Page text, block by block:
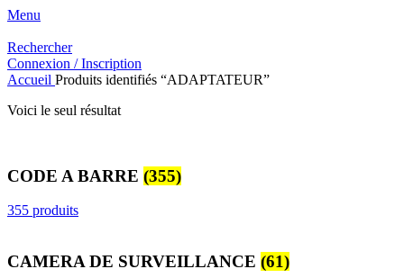
Menu
Rechercher
Connexion / Inscription
Accueil Produits identifiés “ADAPTATEUR”
Voici le seul résultat
CODE A BARRE (355)
355 produits
CAMERA DE SURVEILLANCE (61)